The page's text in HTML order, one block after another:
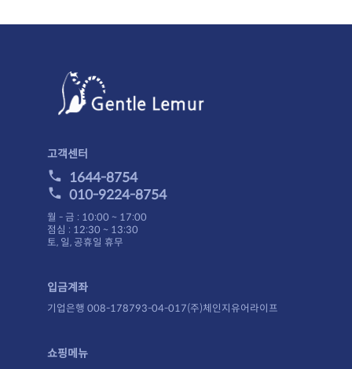
고객센터
1644-8754
010-9224-8754
월 - 금 : 10:00 ~ 17:00
점심 : 12:30 ~ 13:30
토, 일, 공휴일 휴무
입금계좌
기업은행 008-178793-04-017(주)체인지유어라이프
쇼핑메뉴